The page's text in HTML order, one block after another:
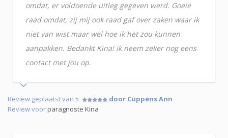
omdat, er voldoende uitleg gegeven werd. Goeie
raad omdat, zij mij ook raad gaf over zaken waar ik
niet van wist maar wel hoe ik het zou kunnen
aanpakken. Bedankt Kina! ik neem zeker nog eens
contact met jou op.
Review geplaatst van 5
door Cuppens Ann
Review voorparagnoste Kina